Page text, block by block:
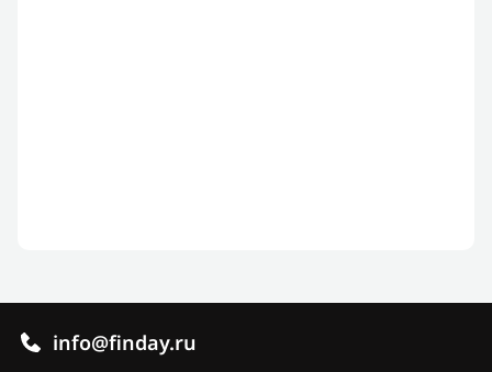
info@finday.ru